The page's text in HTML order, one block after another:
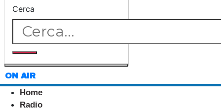
Cerca
ON AIR
Home
Radio